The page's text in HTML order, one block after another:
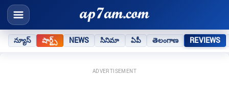
న్యూస్ షార్ట్స్ NEWS సినిమా ఏపీ తెలంగాణ REVIEWS
ADVERTISEMENT